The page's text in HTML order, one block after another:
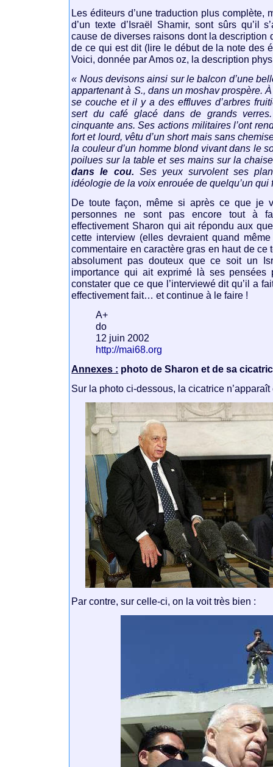
Les éditeurs d’une traduction plus complète,
d’un texte d’Israël Shamir, sont sûrs qu’il
cause de diverses raisons dont la description
de ce qui est dit (lire le début de la note des
Voici, donnée par Amos oz, la description
« Nous devisons ainsi sur le balcon d’une
appartenant à S., dans un moshav prospère.
se couche et il y a des effluves d’arbres
sert du café glacé dans de grands
cinquante ans. Ses actions militaires l’ont
fort et lourd, vêtu d’un short mais sans
la couleur d’un homme blond vivant dans le
poilues sur la table et ses mains sur la
dans le cou. Ses yeux survolent ses
idéologie de la voix enrouée de quelqu’un qui
De toute façon, même si après ce que je
personnes ne sont pas encore tout à
effectivement Sharon qui ait répondu aux
cette interview (elles devraient quand
commentaire en caractère gras en haut de ce
absolument pas douteux que ce soit un
importance qui ait exprimé là ses pensées
constater que ce que l’interviewé dit qu’il a
effectivement fait… et continue à le faire !
A+
do
12 juin 2002
http://mai68.org
Annexes : photo de Sharon et de sa
Sur la photo ci-dessous, la cicatrice
Par contre, sur celle-ci, on la voit très bien :